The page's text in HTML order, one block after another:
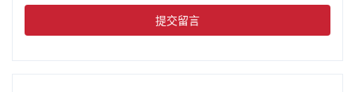
提交留言